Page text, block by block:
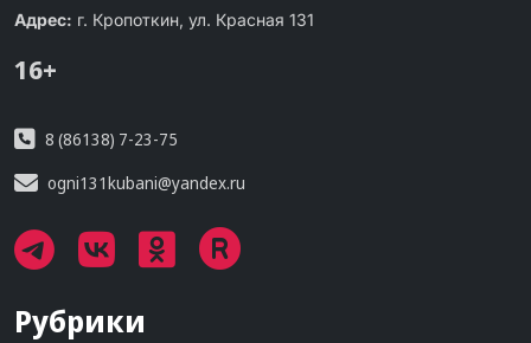
Адрес: г. Кропоткин, ул. Красная 131
16+
8 (86138) 7-23-75
ogni131kubani@yandex.ru
Рубрики